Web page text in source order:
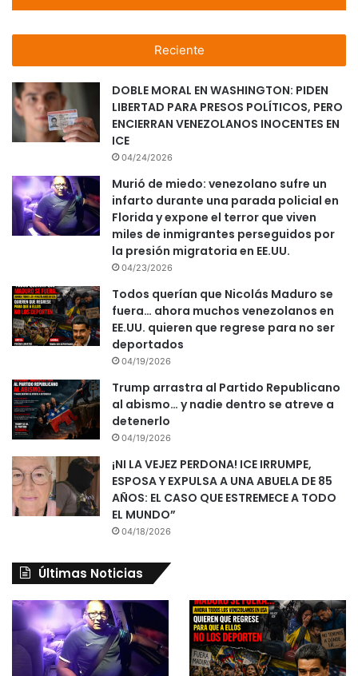
Reciente
DOBLE MORAL EN WASHINGTON: PIDEN
LIBERTAD PARA PRESOS POLÍTICOS, PERO
ENCIERRAN VENEZOLANOS INOCENTES EN
ICE
04/24/2026
Murió de miedo: venezolano sufre un
infarto durante una parada policial en
Florida y expone el terror que viven
miles de inmigrantes perseguidos por
la presión migratoria en EE.UU.
04/23/2026
Todos querían que Nicolás Maduro se
fuera… ahora muchos venezolanos en
EE.UU. quieren que regrese para no ser
deportados
04/19/2026
Trump arrastra al Partido Republicano
al abismo… y nadie dentro se atreve a
detenerlo
04/19/2026
¡NI LA VEJEZ PERDONA! ICE IRRUMPE,
ESPOSA Y EXPULSA A UNA ABUELA DE 85
AÑOS: EL CASO QUE ESTREMECE A TODO
EL MUNDO”
04/18/2026
Últimas Noticias